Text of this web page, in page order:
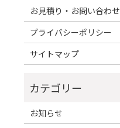
お見積り・お問い合わせ
プライバシーポリシー
サイトマップ
お知らせ